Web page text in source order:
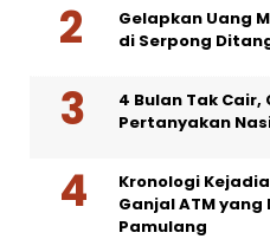
Gelapkan Uang
di Serpong
4 Bulan Tak Cair,
Pertanyakan
Kronologi
Ganjal ATM
Pamulang